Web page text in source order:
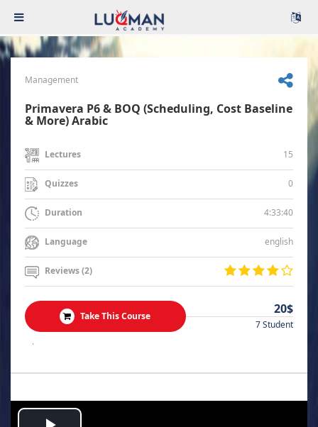
Management
Primavera P6 & BOQ (Scheduling, Cost Baseline
& More) Arabic
Lectures 15
Quizzes 0
Duration 4:33:40
Language english
Reviews (2)
Take This Course 20$
7 Student
.